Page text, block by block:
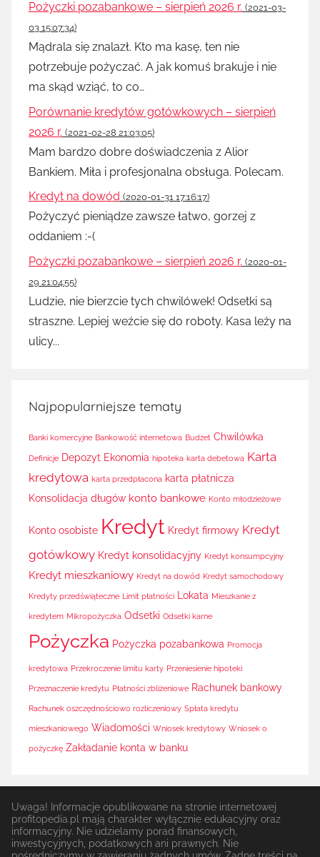
Pożyczki pozabankowe – sierpień 2026 r. (2021-03-
03 15:07:34)
Mądrala się znalazł. Kto ma kasę, ten nie
potrzebuje pożyczać. A jak komuś brakuje i nie
ma skąd wziąć, to co…
Porównanie kredytów gotówkowych – sierpień
2026 r. (2021-02-28 21:03:05)
Mam bardzo dobre doświadczenia z Alior
Bankiem. Miła i profesjonalna obsługa. Polecam.
Kredyt na dowód (2020-01-31 17:16:17)
Pożyczyć pieniądze zawsze łatwo, gorzej z
oddaniem :-(
Pożyczki pozabankowe – sierpień 2026 r. (2020-01-
29 21:04:55)
Ludzie, nie bierzcie tych chwilówek! Odsetki są
straszne. Lepiej weźcie się do roboty. Kasa leży na
ulicy...
Najpopularniejsze tematy
Banki komercyjne Bankowość internetowa Budżet Chwilówka
Definicje Depozyt Ekonomia hipoteka karta debetowa Karta
kredytowa karta przedpłacona karta płatnicza
Konsolidacja długów konto bankowe Konto młodzieżowe
Konto osobiste Kredyt Kredyt firmowy Kredyt
gotówkowy Kredyt konsolidacyjny Kredyt konsumpcyjny
Kredyt mieszkaniowy Kredyt na dowód Kredyt samochodowy
Kredyty przedświąteczne Limit płatności Lokata Mieszkanie z
kredytem Mikropożyczka Odsetki Odsetki karne
Pożyczka Pożyczka pozabankowa Promocja
kredytowa Przekroczenie limitu karty Przeniesienie hipoteki
Przeznaczenie kredytu Płatności zbliżeniowe Rachunek bankowy
Rachunek oszczędnościowo rozliczeniowy Spłata kredytu
mieszkaniowego Wiadomości Wniosek kredytowy Wniosek o
pożyczkę Zakładanie konta w banku
Uwaga! Informacje opublikowane na stronie internetowej
profitopedia.pl mają charakter wyłącznie edukacyjny oraz
informacyjny. Nie udzielamy porad finansowych,
inwestycyjnych, podatkowych ani prawnych. Nie